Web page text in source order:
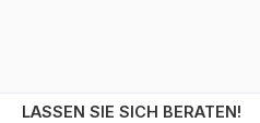
LASSEN SIE SICH BERATEN!